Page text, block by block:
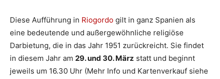
Diese Aufführung in Riogordo gilt in ganz Spanien als
eine bedeutende und außergewöhnliche religiöse
Darbietung, die in das Jahr 1951 zurückreicht. Sie findet
in diesem Jahr am 29. und 30. März statt und beginnt
jeweils um 16.30 Uhr (Mehr Info und Kartenverkauf siehe